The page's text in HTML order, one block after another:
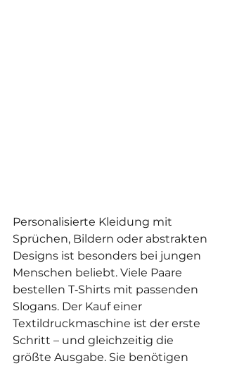
Personalisierte Kleidung mit
Sprüchen, Bildern oder abstrakten
Designs ist besonders bei jungen
Menschen beliebt. Viele Paare
bestellen T‑Shirts mit passenden
Slogans. Der Kauf einer
Textildruckmaschine ist der erste
Schritt – und gleichzeitig die
größte Ausgabe. Sie benötigen